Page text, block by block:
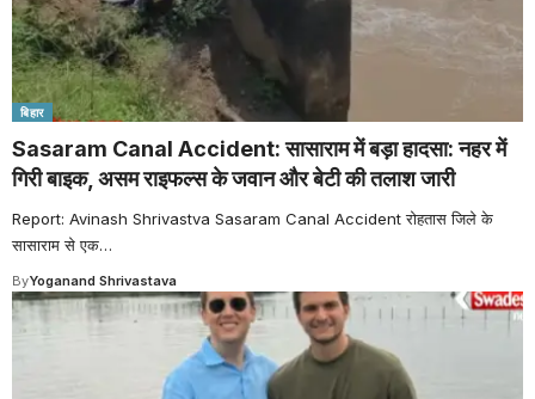
बिहार
Sasaram Canal Accident: सासाराम में बड़ा हादसा: नहर में
गिरी बाइक, असम राइफल्स के जवान और बेटी की तलाश जारी
Report: Avinash Shrivastva Sasaram Canal Accident रोहतास जिले के
सासाराम से एक…
ByYoganand Shrivastava